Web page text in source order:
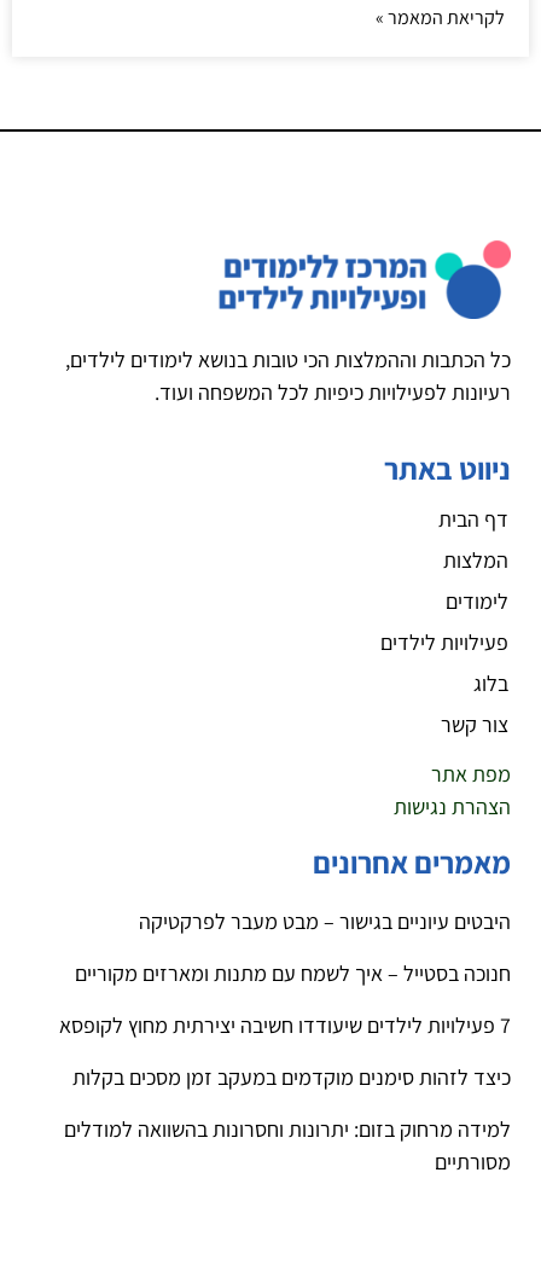
לקריאת המאמר »
כל הכתבות וההמלצות הכי טובות בנושא לימודים לילדים,
רעיונות לפעילויות כיפיות לכל המשפחה ועוד.
ניווט באתר
דף הבית
המלצות
לימודים
פעילויות לילדים
בלוג
צור קשר
מפת אתר
הצהרת נגישות
מאמרים אחרונים
היבטים עיוניים בגישור – מבט מעבר לפרקטיקה
חנוכה בסטייל – איך לשמח עם מתנות ומארזים מקוריים
7 פעילויות לילדים שיעודדו חשיבה יצירתית מחוץ לקופסא
כיצד לזהות סימנים מוקדמים במעקב זמן מסכים בקלות
למידה מרחוק בזום: יתרונות וחסרונות בהשוואה למודלים
מסורתיים